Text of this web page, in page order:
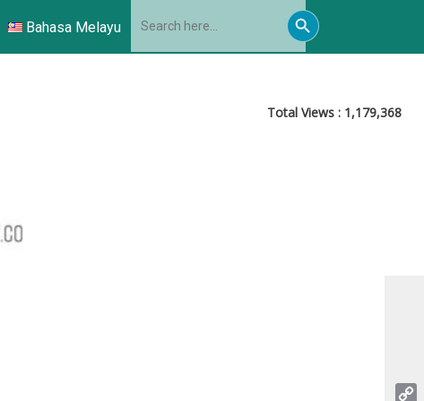
Bahasa Melayu
for:
Search
Button
Total Views : 1,179,368